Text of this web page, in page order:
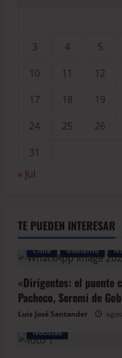
3
4 5
10
11 12
17
18 19
24
25 26
31
« Jul
TE PUEDEN INTERESAR
Chile Gobierno
«Dirigentes: el puente
Pacheco, Seremi de
Luis José Santander
Noticias